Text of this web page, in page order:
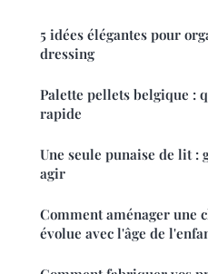
5 idées élégantes pour
dressing
Palette pellets belgique :
rapide
Une seule punaise de lit
agir
Comment aménager une
évolue avec l'âge de